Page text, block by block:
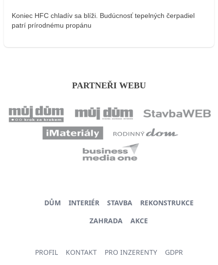
Koniec HFC chladív sa blíži. Budúcnosť tepelných čerpadiel
patrí prírodnému propánu
PARTNEŘI WEBU
DŮM INTERIÉR STAVBA
REKONSTRUKCE
ZAHRADA
AKCE
PROFIL KONTAKT PRO INZERENTY GDPR